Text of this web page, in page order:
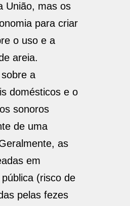
União, mas os
para criar
o uso e a
areia.
a
domésticos e o
sonoros
de uma
as
em
(risco de
pelas fezes